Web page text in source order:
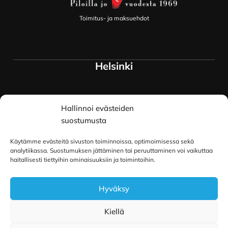
Hallinnoi evästeiden
suostumusta
Käytämme evästeitä sivuston toiminnoissa, optimoimisessa sekä
analytiikassa. Suostumuksen jättäminen tai peruuttaminen voi vaikuttaa
haitallisesti tiettyihin ominaisuuksiin ja toimintoihin.
Hyväksy
Kiellä
Toimitus- ja maksuehdot
Helsinki
Myymälä ja keskusvarasto
Siltavuorenranta 18
00170 Helsinki
Oulu
Kauppurienkatu 34
90100 Oulu